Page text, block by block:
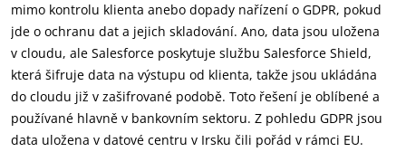
mimo kontrolu klienta anebo dopady nařízení o GDPR, pokud
jde o ochranu dat a jejich skladování. Ano, data jsou uložena
v cloudu, ale Salesforce poskytuje službu Salesforce Shield,
která šifruje data na výstupu od klienta, takže jsou ukládána
do cloudu již v zašifrované podobě. Toto řešení je oblíbené a
používané hlavně v bankovním sektoru. Z pohledu GDPR jsou
data uložena v datové centru v Irsku čili pořád v rámci EU.